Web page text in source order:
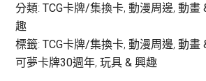
分類:TCG卡牌/集換卡,動漫周邊,動畫
趣
標籤:TCG卡牌/集換卡,動漫周邊,動畫
可夢卡牌30週年,玩具 & 興趣